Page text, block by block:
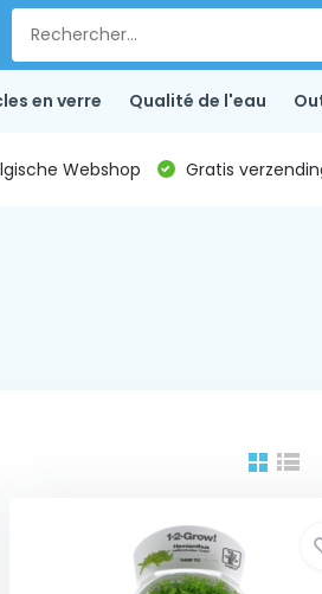
en verre Qualité de l'eau
Webshop Gratis